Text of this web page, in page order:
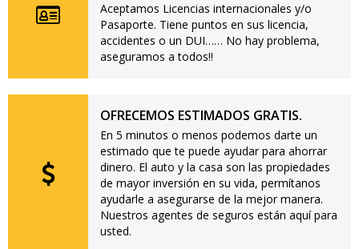
Aceptamos Licencias internacionales y/o
Pasaporte. Tiene puntos en sus licencia,
accidentes o un DUI…… No hay problema,
aseguramos a todos!!
OFRECEMOS ESTIMADOS GRATIS.
En 5 minutos o menos podemos darte un
estimado que te puede ayudar para ahorrar
dinero. El auto y la casa son las propiedades
de mayor inversión en su vida, permítanos
ayudarle a asegurarse de la mejor manera.
Nuestros agentes de seguros están aquí para
usted.